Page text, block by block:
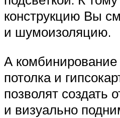
конструкцию Вы
и шумоизоляцию.
А комбинирование
потолка и
позволят создать
и визуально